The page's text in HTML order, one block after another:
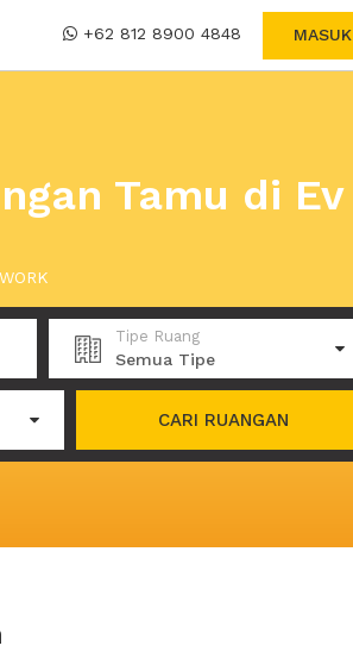
+62 812 8900 4848 MASUK
Tamu di Ev
Tipe Ruang
Semua Tipe
CARI RUANGAN